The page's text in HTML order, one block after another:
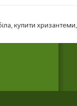
,купити хризантеми,